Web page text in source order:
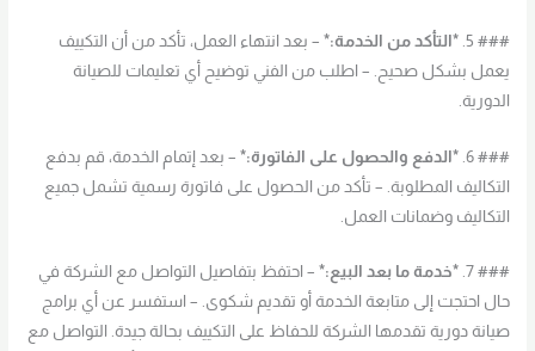
### 5. *التأكد من الخدمة:* – بعد انتهاء العمل، تأكد من أن التكييف
يعمل بشكل صحيح. – اطلب من الفني توضيح أي تعليمات للصيانة
الدورية.
### 6. *الدفع والحصول على الفاتورة:* – بعد إتمام الخدمة، قم بدفع
التكاليف المطلوبة. – تأكد من الحصول على فاتورة رسمية تشمل جميع
التكاليف وضمانات العمل.
### 7. *خدمة ما بعد البيع:* – احتفظ بتفاصيل التواصل مع الشركة في
حال احتجت إلى متابعة الخدمة أو تقديم شكوى. – استفسر عن أي برامج
صيانة دورية تقدمها الشركة للحفاظ على التكييف بحالة جيدة. التواصل مع